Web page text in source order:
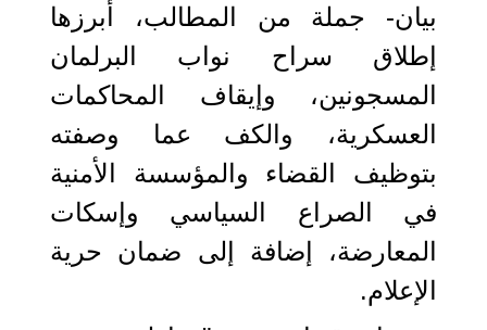
بيان- جملة من المطالب، أبرزها
إطلاق سراح نواب البرلمان
المسجونين، وإيقاف المحاكمات
العسكرية، والكف عما وصفته
بتوظيف القضاء والمؤسسة الأمنية
في الصراع السياسي وإسكات
المعارضة، إضافة إلى ضمان حرية
الإعلام.